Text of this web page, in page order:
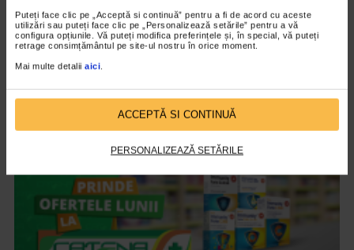
Puteți face clic pe „Acceptă si continuă” pentru a fi de acord cu aceste
utilizări sau puteți face clic pe „Personalizează setările” pentru a vă
configura opțiunile. Vă puteți modifica preferințele și, în special, vă puteți
retrage consimțământul pe site-ul nostru în orice moment.
Mai multe detalii aici
ACCEPTĂ SI CONTINUĂ
PERSONALIZEAZĂ SETĂRILE
CAMPANII
Campania „Catena te trimite la bai” si-a
3.875 vizualizari